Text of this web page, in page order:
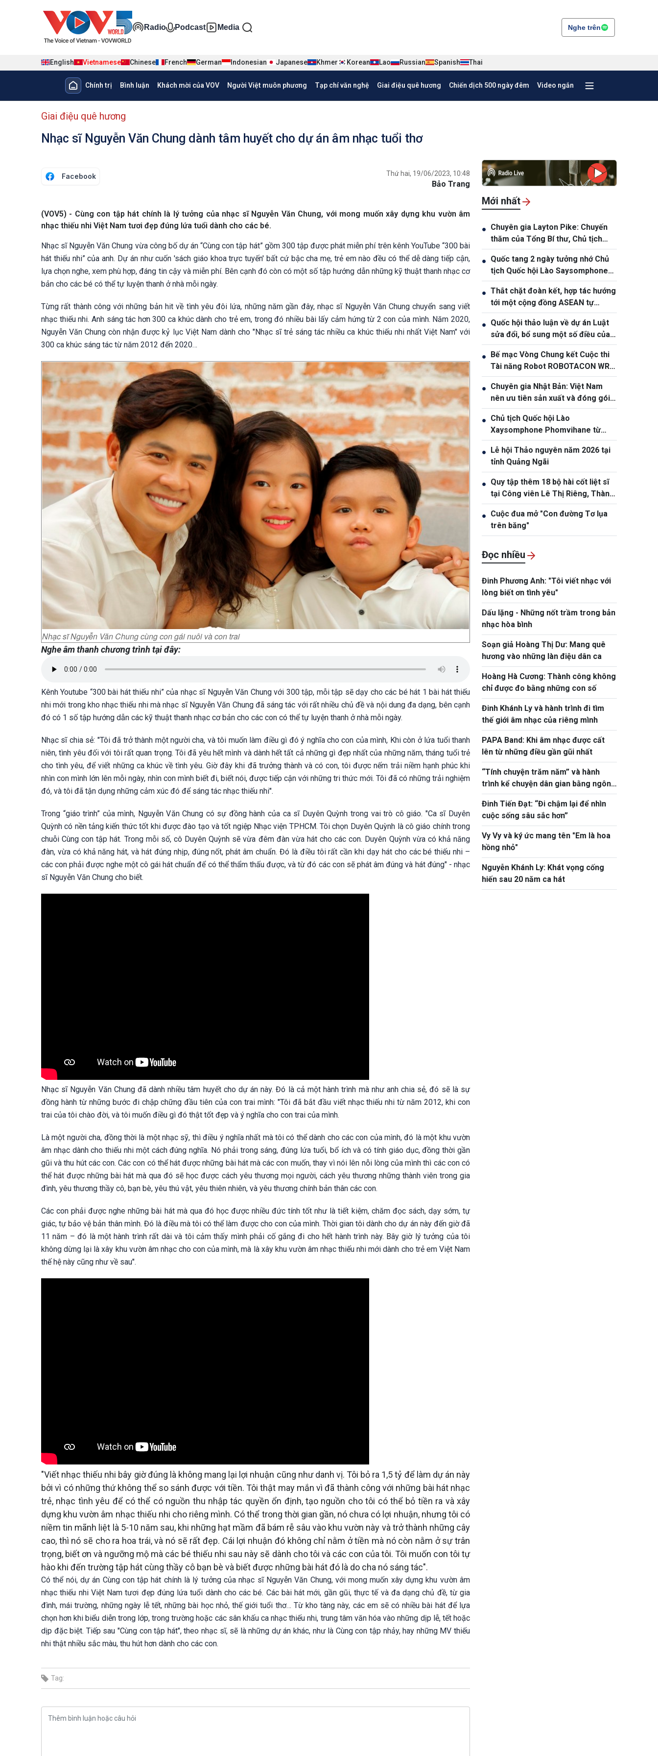
Đa phương tiện tiếng Việt
Radio Podcast Media Nghe trên
English Vietnamese Chinese French German Indonesian Japanese Khmer Korean Lao Russian Spanish Thai
Main navigation
Chính trị Bình luận Khách mời của VOV Người Việt muôn phương Tạp chí văn nghệ Giai điệu quê hương Chiến dịch 500 ngày đêm Video ngắn
menu phụ tiếng Việt
Giai điệu quê hương
Nhạc sĩ Nguyễn Văn Chung dành tâm huyết cho dự án âm nhạc tuổi thơ
Facebook Thứ hai, 19/06/2023, 10:48
Bảo Trang
(VOV5) - Cùng con tập hát chính là lý tưởng của nhạc sĩ Nguyễn Văn Chung, với mong muốn xây dựng khu vườn âm
nhạc thiếu nhi Việt Nam tươi đẹp đúng lứa tuổi dành cho các bé.
Nhạc sĩ Nguyễn Văn Chung vừa công bố dự án “Cùng con tập hát” gồm 300 tập được phát miễn phí trên kênh YouTube “300 bài
hát thiếu nhi” của anh. Dự án như cuốn 'sách giáo khoa trực tuyến' bất cứ bậc cha mẹ, trẻ em nào đều có thể dễ dàng tiếp cận,
lựa chọn nghe, xem phù hợp, đáng tin cậy và miễn phí. Bên cạnh đó còn có một số tập hướng dẫn những kỹ thuật thanh nhạc cơ
bản cho các bé có thể tự luyện thanh ở nhà mỗi ngày.
Từng rất thành công với những bản hit về tình yêu đôi lứa, những năm gần đây, nhạc sĩ Nguyễn Văn Chung chuyển sang viết
nhạc thiếu nhi. Anh sáng tác hơn 300 ca khúc dành cho trẻ em, trong đó nhiều bài lấy cảm hứng từ 2 con của mình. Năm 2020,
Nguyễn Văn Chung còn nhận được kỷ lục Việt Nam dành cho "Nhạc sĩ trẻ sáng tác nhiều ca khúc thiếu nhi nhất Việt Nam" với
300 ca khúc sáng tác từ năm 2012 đến 2020…
Nhạc sĩ Nguyễn Văn Chung cùng con gái nuôi và con trai
Nghe âm thanh chương trình tại đây:
Kênh Youtube “300 bài hát thiếu nhi” của nhạc sĩ Nguyễn Văn Chung với 300 tập, mỗi tập sẽ dạy cho các bé hát 1 bài hát thiếu
nhi mới trong kho nhạc thiếu nhi mà nhạc sĩ Nguyễn Văn Chung đã sáng tác với rất nhiều chủ đề và nội dung đa dạng, bên cạnh
đó có 1 số tập hướng dẫn các kỹ thuật thanh nhạc cơ bản cho các con có thể tự luyện thanh ở nhà mỗi ngày.
Nhạc sĩ chia sẻ: "Tôi đã trở thành một người cha, và tôi muốn làm điều gì đó ý nghĩa cho con của mình, Khi còn ở lứa tuổi thanh
niên, tình yêu đối với tôi rất quan trọng. Tôi đã yêu hết mình và dành hết tất cả những gì đẹp nhất của những năm, tháng tuổi trẻ
cho tình yêu, để viết những ca khúc về tình yêu. Giờ đây khi đã trưởng thành và có con, tôi được nếm trải niềm hạnh phúc khi
nhìn con mình lớn lên mỗi ngày, nhìn con mình biết đi, biết nói, được tiếp cận với những tri thức mới. Tôi đã có những trải nghiệm
đó, và tôi đã tận dụng những cảm xúc đó để sáng tác nhạc thiếu nhi".
Trong “giáo trình” của mình, Nguyễn Văn Chung có sự đồng hành của ca sĩ Duyên Quỳnh trong vai trò cô giáo. "Ca sĩ Duyên
Quỳnh có nền tảng kiến thức tốt khi được đào tạo và tốt ngiệp Nhạc viện TPHCM. Tôi chọn Duyên Quỳnh là cô giáo chính trong
chuỗi Cùng con tập hát. Trong mỗi số, cô Duyên Quỳnh sẽ vừa đêm đàn vừa hát cho các con. Duyên Quỳnh vừa có khả năng
đàn, vừa có khả năng hát, và hát đúng nhịp, đúng nốt, phát âm chuẩn. Đó là điều tôi rất cần khi dạy hát cho các bé thiếu nhi –
các con phải được nghe một cô gái hát chuẩn để có thể thẩm thấu được, và từ đó các con sẽ phát âm đúng và hát đúng" - nhạc
sĩ Nguyễn Văn Chung cho biết.
Nhạc sĩ Nguyễn Văn Chung đã dành nhiều tâm huyết cho dự án này. Đó là cả một hành trình mà như anh chia sẻ, đó sẽ là sự
đồng hành từ những bước đi chập chững đầu tiên của con trai mình: "Tôi đã bắt đầu viết nhạc thiếu nhi từ năm 2012, khi con
trai của tôi chào đời, và tôi muốn điều gì đó thật tốt đẹp và ý nghĩa cho con trai của mình.
Là một người cha, đồng thời là một nhạc sỹ, thì điều ý nghĩa nhất mà tôi có thể dành cho các con của mình, đó là một khu vườn
âm nhạc dành cho thiếu nhi một cách đúng nghĩa. Nó phải trong sáng, đúng lứa tuổi, bổ ích và có tính giáo dục, đồng thời gần
gũi và thu hút các con. Các con có thể hát được những bài hát mà các con muốn, thay vì nói lên nỗi lòng của mình thì các con có
thể hát được những bài hát mà qua đó sẽ học được cách yêu thương mọi người, cách yêu thương những thành viên trong gia
đình, yêu thương thầy cô, bạn bè, yêu thú vật, yêu thiên nhiên, và yêu thương chính bản thân các con.
Các con phải được nghe những bài hát mà qua đó học được nhiều đức tính tốt như là tiết kiệm, chăm đọc sách, dạy sớm, tự
giác, tự bảo vệ bản thân mình. Đó là điều mà tôi có thể làm được cho con của mình. Thời gian tôi dành cho dự án này đến giờ đã
11 năm – đó là một hành trình rất dài và tôi cảm thấy mình phải cố gắng đi cho hết hành trình này. Bây giờ lý tưởng của tôi
không dừng lại là xây khu vườn âm nhạc cho con của mình, mà là xây khu vườn âm nhạc thiếu nhi mới dành cho trẻ em Việt Nam
thế hệ này cũng như về sau".
"Viết nhạc thiếu nhi bây giờ đúng là không mang lại lợi nhuận cũng như danh vị. Tôi bỏ ra 1,5 tỷ để làm dự án này
bởi vì có những thứ không thể so sánh được với tiền. Tôi thật may mắn vì đã thành công với những bài hát nhạc
trẻ, nhạc tình yêu để có thể có nguồn thu nhập tác quyền ổn định, tạo nguồn cho tôi có thể bỏ tiền ra và xây
dựng khu vườn âm nhạc thiếu nhi cho riêng mình. Có thể trong thời gian gần, nó chưa có lợi nhuận, nhưng tôi có
niềm tin mãnh liệt là 5-10 năm sau, khi những hạt mầm đã bám rễ sâu vào khu vườn này và trở thành những cây
cao, thì nó sẽ cho ra hoa trái, và nó sẽ rất đẹp. Cái lợi nhuận đó không chỉ nằm ở tiền mà nó còn nằm ở sự trân
trọng, biết ơn và ngưỡng mộ mà các bé thiếu nhi sau này sẽ dành cho tôi và các con của tôi. Tôi muốn con tôi tự
hào khi đến trường tập hát cùng thầy cô bạn bè và biết được những bài hát đó là do cha nó sáng tác".
Có thể nói, dự án Cùng con tập hát chính là lý tưởng của nhạc sĩ Nguyễn Văn Chung, với mong muốn xây dựng khu vườn âm
nhạc thiếu nhi Việt Nam tươi đẹp đúng lứa tuổi dành cho các bé. Các bài hát mới, gần gũi, thực tế và đa dạng chủ đề, từ gia
đình, mái trường, những ngày lễ tết, những bài học nhỏ, thế giới tuổi thơ… Từ kho tàng này, các em sẽ có nhiều bài hát để lựa
chọn hơn khi biểu diễn trong lớp, trong trường hoặc các sân khấu ca nhạc thiếu nhi, trung tâm văn hóa vào những dịp lễ, tết hoặc
dịp đặc biệt. Tiếp sau "Cùng con tập hát", theo nhạc sĩ, sẽ là những dự án khác, như là Cùng con tập nhảy, hay những MV thiếu
nhi thật nhiều sắc màu, thu hút hơn dành cho các con.
Tag:
Mới nhất
● Chuyên gia Layton Pike: Chuyến
thăm của Tổng Bí thư, Chủ tịch
nước Tô Lâm khẳng định độ tin
cậy ngày càng cao giữa Việt Nam
và Australia
● Quốc tang 2 ngày tưởng nhớ Chủ
tịch Quốc hội Lào Saysomphone
Phomvihane
● Thắt chặt đoàn kết, hợp tác hướng
tới một cộng đồng ASEAN tự
cường và bền vững
● Quốc hội thảo luận về dự án Luật
sửa đổi, bổ sung một số điều của
Luật Ngân hàng Nhà nước Việt
Nam, Luật Phòng, chống rửa tiền
● Bế mạc Vòng Chung kết Cuộc thi
Tài năng Robot ROBOTACON WRO
– 2026
● Chuyên gia Nhật Bản: Việt Nam
nên ưu tiên sản xuất và đóng gói
chip bán dẫn
● Chủ tịch Quốc hội Lào
Xaysomphone Phomvihane từ
trần
● Lễ hội Thảo nguyên năm 2026 tại
tỉnh Quảng Ngãi
● Quy tập thêm 18 bộ hài cốt liệt sĩ
tại Công viên Lê Thị Riêng, Thành
phố Hồ Chí Minh
● Cuộc đua mở "Con đường Tơ lụa
trên băng"
Đọc nhiều
Đinh Phương Anh: "Tôi viết nhạc với
lòng biết ơn tình yêu"
Dấu lặng - Những nốt trầm trong bản
nhạc hòa bình
Soạn giả Hoàng Thị Dư: Mang quê
hương vào những làn điệu dân ca
Hoàng Hà Cương: Thành công không
chỉ được đo bằng những con số
Đinh Khánh Ly và hành trình đi tìm
thế giới âm nhạc của riêng mình
PAPA Band: Khi âm nhạc được cất
lên từ những điều gần gũi nhất
“Tính chuyện trăm năm” và hành
trình kể chuyện dân gian bằng ngôn
ngữ hôm nay
Đinh Tiến Đạt: “Đi chậm lại để nhìn
cuộc sống sâu sắc hơn”
Vy Vy và ký ức mang tên "Em là hoa
hồng nhỏ"
Nguyễn Khánh Ly: Khát vọng cống
hiến sau 20 năm ca hát